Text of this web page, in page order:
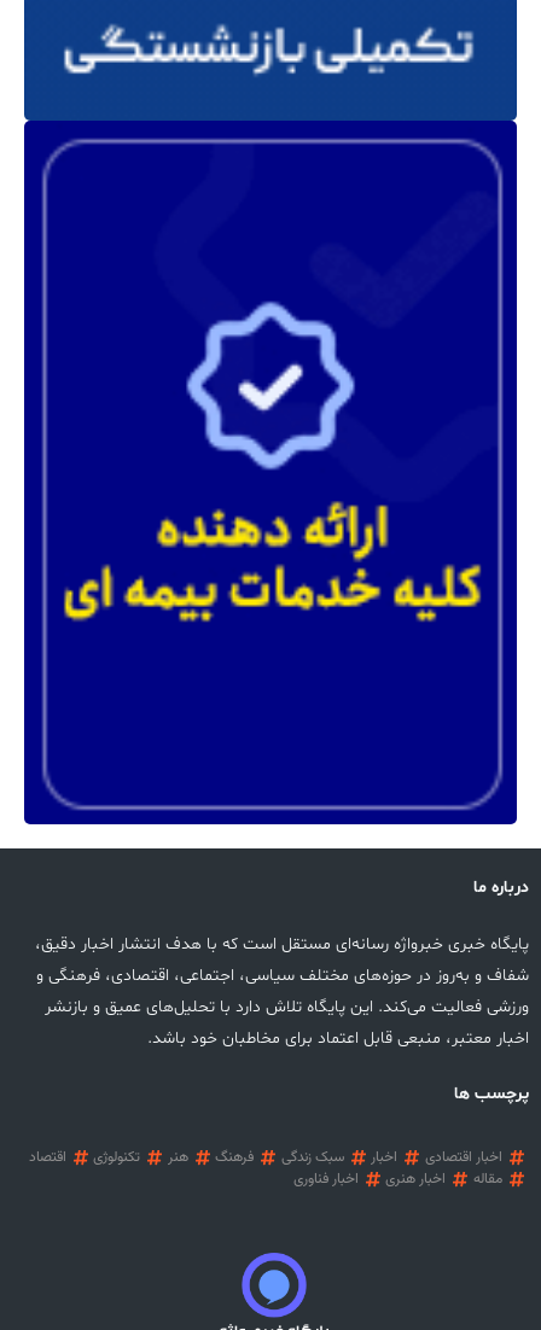
درباره ما
پایگاه خبری خبرواژه رسانه‌ای مستقل است که با هدف انتشار اخبار دقیق،
شفاف و به‌روز در حوزه‌های مختلف سیاسی، اجتماعی، اقتصادی، فرهنگی و
ورزشی فعالیت می‌کند. این پایگاه تلاش دارد با تحلیل‌های عمیق و بازنشر
اخبار معتبر، منبعی قابل اعتماد برای مخاطبان خود باشد.
پرچسب ها
اخبار اقتصادی اخبار سبک زندگی فرهنگ هنر تکنولوژی
اقتصاد
مقاله
اخبار هنری اخبار فناوری